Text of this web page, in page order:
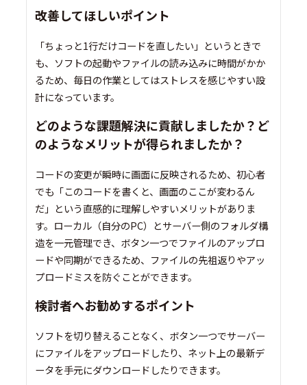
改善してほしいポイント
「ちょっと1行だけコードを直したい」というときで
も、ソフトの起動やファイルの読み込みに時間がかか
るため、毎日の作業としてはストレスを感じやすい設
計になっています。
どのような課題解決に貢献しましたか？ど
のようなメリットが得られましたか？
コードの変更が瞬時に画面に反映されるため、初心者
でも「このコードを書くと、画面のここが変わるん
だ」という直感的に理解しやすいメリットがありま
す。ローカル（自分のPC）とサーバー側のフォルダ構
造を一元管理でき、ボタン一つでファイルのアップロ
ードや同期ができるため、ファイルの先祖返りやアッ
プロードミスを防ぐことができます。
検討者へお勧めするポイント
ソフトを切り替えることなく、ボタン一つでサーバー
にファイルをアップロードしたり、ネット上の最新デ
ータを手元にダウンロードしたりできます。